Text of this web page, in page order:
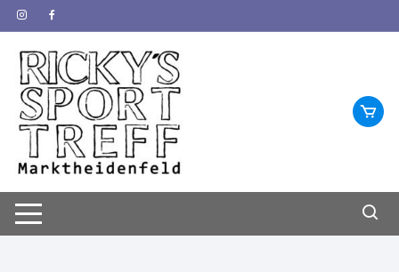
Zum
Inhalt
springen